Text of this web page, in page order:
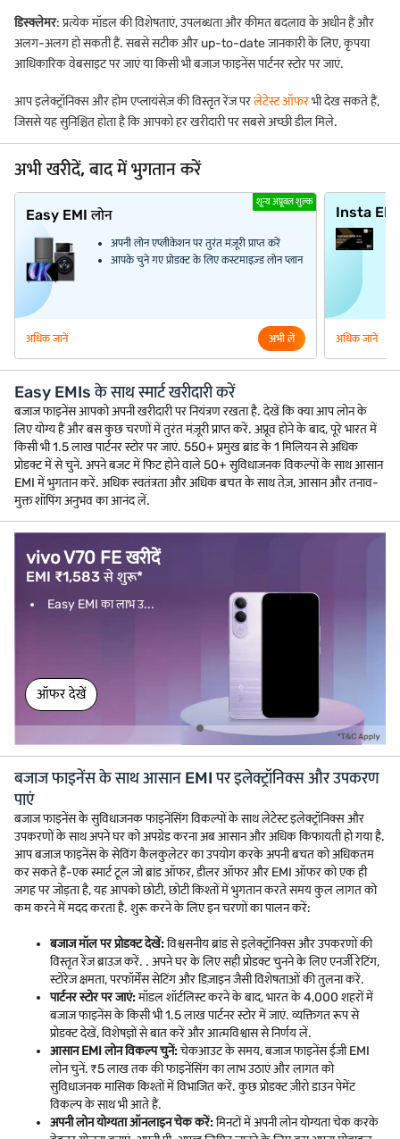
डिस्क्लेमर: प्रत्येक मॉडल की विशेषताएं, उपलब्धता और कीमत बदलाव के अधीन हैं और
अलग-अलग हो सकती हैं. सबसे सटीक और up-to-date जानकारी के लिए, कृपया
आधिकारिक वेबसाइट पर जाएं या किसी भी बजाज फाइनेंस पार्टनर स्टोर पर जाएं.
आप इलेक्ट्रॉनिक्स और होम एप्लायंसेज़ की विस्तृत रेंज परलेटेस्ट ऑफरभी देख सकते हैं,
जिससे यह सुनिश्चित होता है कि आपको हर खरीदारी पर सबसे अच्छी डील मिले.
अभी खरीदें, बाद में भुगतान करें
शून्य अप्रूवल शुल्क
Easy EMI लोन
अपनी लोन एप्लीकेशन पर तुरंत मंज़ूरी प्राप्त करें
आपके चुने गए प्रोडक्ट के लिए कस्टमाइज़्ड लोन प्लान
अधिक जानें अभी लें
Insta
अधिक जानें
Easy EMIs के साथ स्मार्ट खरीदारी करें
बजाज फाइनेंस आपको अपनी खरीदारी पर नियंत्रण रखता है. देखें कि क्या आप लोन के
लिए योग्य हैं और बस कुछ चरणों में तुरंत मंज़ूरी प्राप्त करें. अप्रूव होने के बाद, पूरे भारत में
किसी भी 1.5 लाख पार्टनर स्टोर पर जाएं. 550+ प्रमुख ब्रांड के 1 मिलियन से अधिक
प्रोडक्ट में से चुनें. अपने बजट में फिट होने वाले 50+ सुविधाजनक विकल्पों के साथ आसान
EMI में भुगतान करें. अधिक स्वतंत्रता और अधिक बचत के साथ तेज़, आसान और तनाव-
मुक्त शॉपिंग अनुभव का आनंद लें.
vivo V70 FE खरीदें
EMI ₹1,583 से शुरू*
Easy EMI का लाभ उ...
ऑफर देखें
बजाज फाइनेंस के साथ आसान EMI पर इलेक्ट्रॉनिक्स और उपकरण
पाएं
बजाज फाइनेंस के सुविधाजनक फाइनेंसिंग विकल्पों के साथ लेटेस्ट इलेक्ट्रॉनिक्स और
उपकरणों के साथ अपने घर को अपग्रेड करना अब आसान और अधिक किफायती हो गया है.
आप बजाज फाइनेंस के सेविंग कैलकुलेटर का उपयोग करके अपनी बचत को अधिकतम
कर सकते हैं-एक स्मार्ट टूल जो ब्रांड ऑफर, डीलर ऑफर और EMI ऑफर को एक ही
जगह पर जोड़ता है, यह आपको छोटी, छोटी किश्तों में भुगतान करते समय कुल लागत को
कम करने में मदद करता है. शुरू करने के लिए इन चरणों का पालन करें:
बजाज मॉल पर प्रोडक्ट देखें:विश्वसनीय ब्रांड से इलेक्ट्रॉनिक्स और उपकरणों की
विस्तृत रेंज ब्राउज़ करें. . अपने घर के लिए सही प्रोडक्ट चुनने के लिए एनर्जी रेटिंग,
स्टोरेज क्षमता, परफॉर्मेंस सेटिंग और डिज़ाइन जैसी विशेषताओं की तुलना करें.
पार्टनर स्टोर पर जाएं:मॉडल शॉर्टलिस्ट करने के बाद, भारत के 4,000 शहरों में
बजाज फाइनेंस के किसी भी 1.5 लाख पार्टनर स्टोर में जाएं. व्यक्तिगत रूप से
प्रोडक्ट देखें, विशेषज्ञों से बात करें और आत्मविश्वास से निर्णय लें.
आसान EMI लोन विकल्प चुनें:चेकआउट के समय, बजाज फाइनेंस ईजी EMI
लोन चुनें. ₹5 लाख तक की फाइनेंसिंग का लाभ उठाएं और लागत को
सुविधाजनक मासिक किश्तों में विभाजित करें. कुछ प्रोडक्ट ज़ीरो डाउन पेमेंट
विकल्प के साथ भी आते हैं.
अपनी लोन योग्यता ऑनलाइन चेक करें:मिनटों में अपनी लोन योग्यता चेक करके